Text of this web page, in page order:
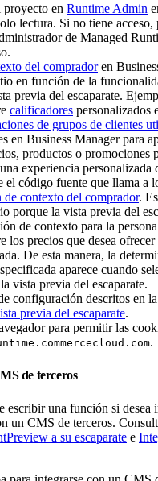
proyecto en Runtime Admin
lectura. Si no tiene acceso,
de Managed
del compradoren
en función de la
previa del escaparate.
calificadores personalizados
de grupos de clientes
en Business Manager para
productos o promociones
experiencia personalizada
el código fuente que llama a
de contexto del comprador.
porque la vista previa del
de contexto para la
los precios que desea ofrecer
De esta manera, la
aparece cuando
vista previa del escaparate.
configuración descritos en
previa del escaparate.
para permitir las
.
de terceros
escribir una función si desea
un CMS de terceros.
a su escaparate e